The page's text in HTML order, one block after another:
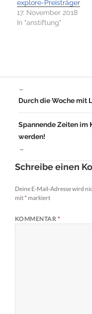
explore-Preisträger
17. November 2018
In "anstiftung"
←
Durch die Woche mit
Spannende Zeiten
werden!
→
Schreibe einen
Deine E-Mail-Adresse wird
mit* markiert
KOMMENTAR *